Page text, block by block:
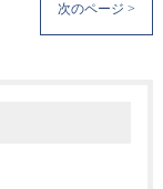
次のページ >